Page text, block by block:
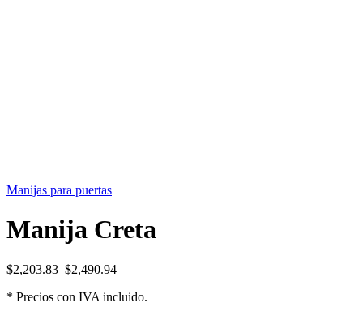
Manijas para puertas
Manija Creta
$2,203.83–$2,490.94
* Precios con IVA incluido.